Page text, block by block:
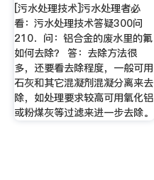
[污水处理技术]污水处理者必
看：污水处理技术答疑300问
210．问：铝合金的废水里的氟
如何去除？ 答：去除方法很
多，还要看去除程度，一般可用
石灰和其它混凝剂混凝分离来去
除，如处理要求较高可用氧化铝
或粉煤灰等过滤来进一步去除。